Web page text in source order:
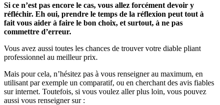
Si ce n’est pas encore le cas, vous allez forcément devoir y
réfléchir. Eh oui, prendre le temps de la réflexion peut tout à
fait vous aider à faire le bon choix, et surtout, à ne pas
commettre d’erreur.
Vous avez aussi toutes les chances de trouver votre diable pliant
professionnel au meilleur prix.
Mais pour cela, n’hésitez pas à vous renseigner au maximum, en
utilisant par exemple un comparatif, ou en cherchant des avis fiables
sur internet. Toutefois, si vous voulez aller plus loin, vous pouvez
aussi vous renseigner sur :